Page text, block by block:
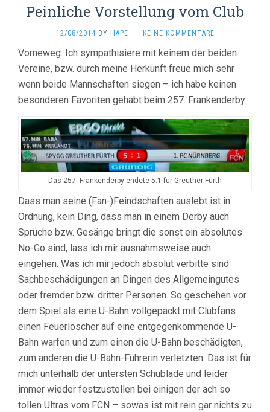
Peinliche Vorstellung vom Club
12/08/2014 BY HAPE · KEINE KOMMENTARE
Vorneweg: Ich sympathisiere mit keinem der beiden
Vereine, bzw. durch meine Herkunft freue mich sehr
wenn beide Mannschaften siegen – ich habe keinen
besonderen Favoriten gehabt beim 257. Frankenderby.
Das 257. Frankenderby endete 5:1 für Greuther Fürth
Dass man seine (Fan-)Feindschaften auslebt ist in
Ordnung, kein Ding, dass man in einem Derby auch
Sprüche bzw. Gesänge bringt die sonst ein absolutes
No-Go sind, lass ich mir ausnahmsweise auch
eingehen. Was ich mir jedoch absolut verbitte sind
Sachbeschädigungen an Dingen des Allgemeingutes
oder fremder bzw. dritter Personen. So geschehen vor
dem Spiel als eine U-Bahn vollgepackt mit Clubfans
einen Feuerlöscher auf eine entgegenkommende U-
Bahn warfen und zum einen die U-Bahn beschädigten,
zum anderen die U-Bahn-Führerin verletzten. Das ist für
mich unterhalb der untersten Schublade und leider
immer wieder festzustellen bei einigen der ach so
tollen Ultras vom FCN – sowas ist mit rein gar nichts zu